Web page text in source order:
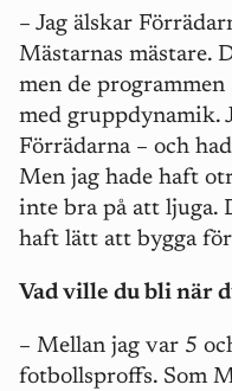
– Jag älskar
Mästarnas mästare.
men de programmen
med gruppdynamik.
Förrädarna – och
Men jag hade haft
inte bra på att ljuga.
haft lätt att bygga
Vad ville du bli när
– Mellan jag var 5
fotbollsproffs. Som